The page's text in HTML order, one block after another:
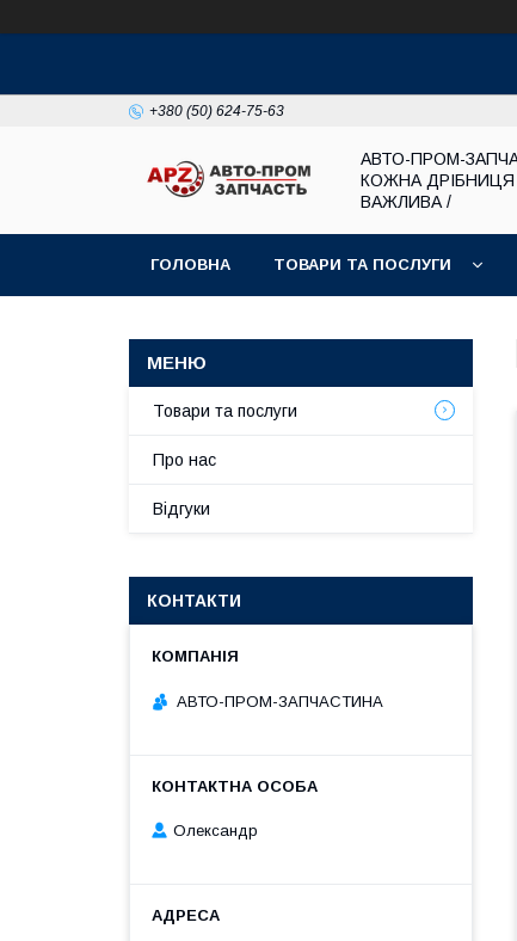
+380 (50) 624-75-63
АВТО-ПРОМ-
КОЖНА ДРІБНИЦЯ
ВАЖЛИВА /
ГОЛОВНА ТОВАРИ ТА ПОСЛУГИ
Товари та послуги
Про нас
Відгуки
КОНТАКТИ
АВТО-ПРОМ-ЗАПЧАСТИНА
Олександр